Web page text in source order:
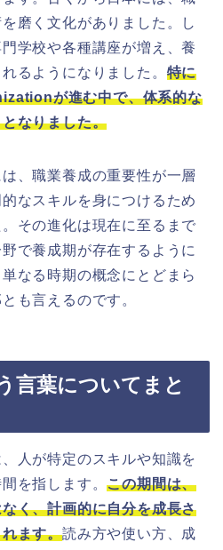
磨く文化がありました。し
学校や各種講座が増え、養
るようになりました。 特に
が進む中で、体系的な
なりました。
、職業養成の重要性が一層
なスキルを身につけるため
その進化は現在に至るまで
で養成期が存在するように
なる時期の概念にとどまら
も言えるのです。
言葉についてまと
人が特定のスキルや知識を
を指します。この期間は、
く、計画的に自分を成長さ
ます。読み方や使い方、成